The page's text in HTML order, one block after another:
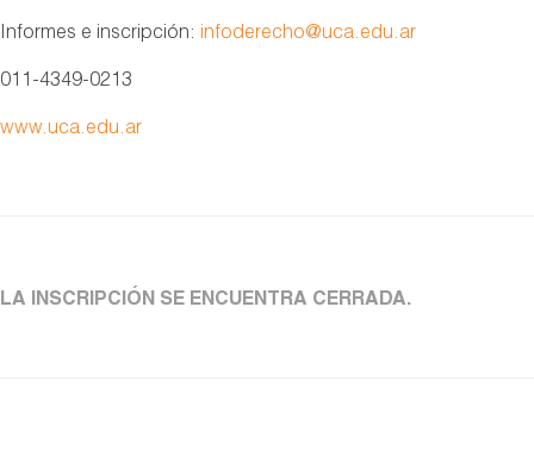
Informes e inscripción: infoderecho@uca.edu.ar
011-4349-0213
www.uca.edu.ar
LA INSCRIPCIÓN SE ENCUENTRA CERRADA.